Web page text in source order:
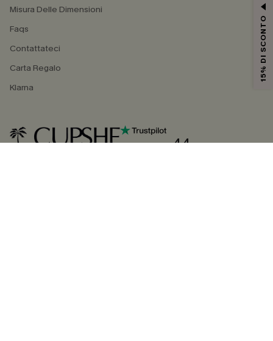
Misura Delle Dimensioni
Faqs
Contattateci
Carta Regalo
Klarna
4.4
15% DI SCONTO